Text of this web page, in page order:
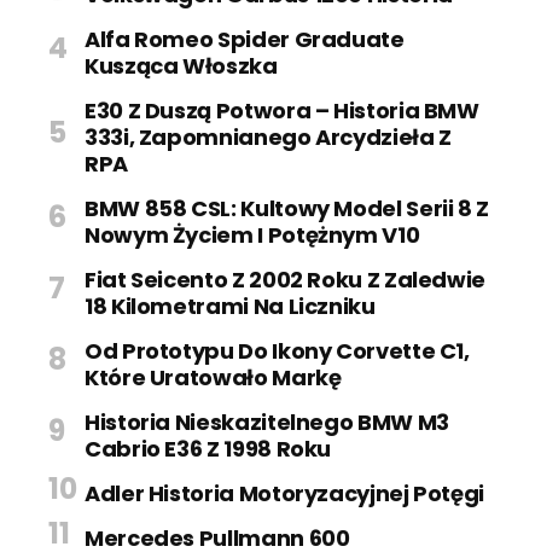
Alfa Romeo Spider Graduate
Kusząca Włoszka
E30 Z Duszą Potwora – Historia BMW
333i, Zapomnianego Arcydzieła Z
RPA
BMW 858 CSL: Kultowy Model Serii 8 Z
Nowym Życiem I Potężnym V10
Fiat Seicento Z 2002 Roku Z Zaledwie
18 Kilometrami Na Liczniku
Od Prototypu Do Ikony Corvette C1,
Które Uratowało Markę
Historia Nieskazitelnego BMW M3
Cabrio E36 Z 1998 Roku
Adler Historia Motoryzacyjnej Potęgi
Mercedes Pullmann 600